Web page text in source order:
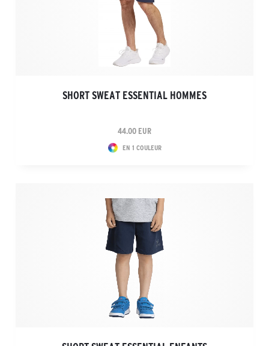
SHORT SWEAT ESSENTIAL HOMMES
44.00 EUR
EN 1 COULEUR